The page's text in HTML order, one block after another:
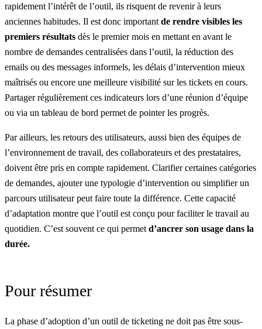
rapidement l’intérêt de l’outil, ils risquent de revenir à leurs
anciennes habitudes. Il est donc important de rendre visibles les
premiers résultats dès le premier mois en mettant en avant le
nombre de demandes centralisées dans l’outil, la réduction des
emails ou des messages informels, les délais d’intervention mieux
maîtrisés ou encore une meilleure visibilité sur les tickets en cours.
Partager régulièrement ces indicateurs lors d’une réunion d’équipe
ou via un tableau de bord permet de pointer les progrès.
Par ailleurs, les retours des utilisateurs, aussi bien des équipes de
l’environnement de travail, des collaborateurs et des prestataires,
doivent être pris en compte rapidement. Clarifier certaines catégories
de demandes, ajouter une typologie d’intervention ou simplifier un
parcours utilisateur peut faire toute la différence. Cette capacité
d’adaptation montre que l’outil est conçu pour faciliter le travail au
quotidien. C’est souvent ce qui permet d’ancrer son usage dans la
durée.
Pour résumer
La phase d’adoption d’un outil de ticketing ne doit pas être sous-